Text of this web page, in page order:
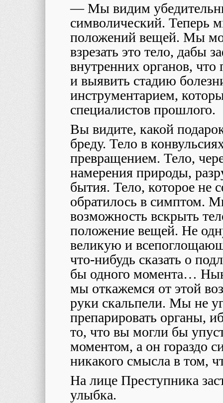
— Мы видим
символический. Теперь
положений вещей. Мы
взрезать это тело, дабы
внутренних органов,
и выявить стадию
инструментарием,
специалистов прошлого.
Вы видите, какой
бреду. Тело в
превращением. Тело,
намерения природы,
бытия. Тело, которое не
обратилось в симптом.
возможность вскрыть
положение вещей. Не
великую и
что-нибудь сказать о
бы одного момента…
мы откажемся от этой
руки скальпели. Мы не
препарировать органы,
то, что вы могли бы
моментом, а он гораздо
никакого смысла в том,
На лице Преступника
улыбка.